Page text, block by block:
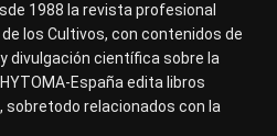
1988 la revista profesional
los Cultivos, con contenidos de
divulgación científica sobre la
España edita libros
sobretodo relacionados con la